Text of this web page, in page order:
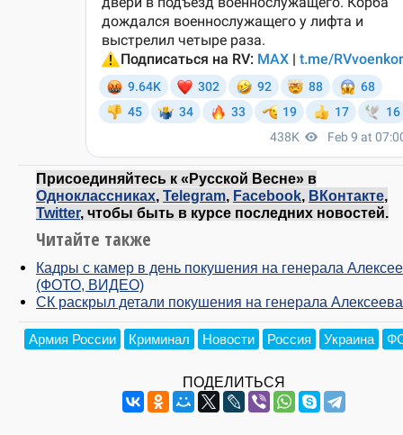
Присоединяйтесь к «Русской Весне» в
Одноклассниках, Telegram, Facebook, ВКонтакте,
Twitter, чтобы быть в курсе последних новостей.
Читайте также
Кадры с камер в день покушения на генерала
(ФОТО, ВИДЕО)
СК раскрыл детали покушения на генерала Алексеева
Армия России Криминал Новости Россия Украина
ПОДЕЛИТЬСЯ